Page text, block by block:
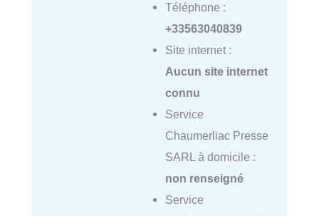
Téléphone :
+33563040839
Site internet :
Aucun site internet
connu
Service
Chaumerliac Presse
SARL à domicile :
non renseigné
Service